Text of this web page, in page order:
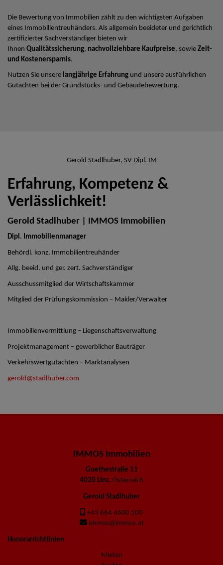
Die Bewertung von Immobilien zählt zu den wichtigsten Aufgaben
eines Immobilientreuhänders. Als allgemein beeideter und gerichtlich
zertifizierter Sachverständiger bieten wir
Ihnen Qualitätssicherung, nachvollziehbare Kaufpreise, sowie Zeit-
und Kostenersparnis.
Nutzen Sie unsere langjährige Erfahrung und unsere ausführlichen
Gutachten bei der Grundstücks- und Gebäudebewertung.
Gerold Stadlhuber, SV Dipl. IM
Erfahrung, Kompetenz &
Verlässlichkeit!
Gerold Stadlhuber | IMMOS Immobilien
Dipl. Immobilienmanager
Behördl. konz. Immobilientreuhänder
Allg. beeid. und ger. zert. Sachverständiger
Ausschussmitglied der Wirtschaftskammer
Mitglied der Prüfungskommission – Makler/Verwalter
Immobilienvermittlung – Liegenschaftsverwaltung
Projektmanagement – gewerblicher Bauträger
Verkehrswertgutachten – Marktanalysen
gerold@stadlhuber.com
IMMOS Immobilien
Goethestraße 11
4020 Linz, Österreich
Gerold Stadlhuber
+43 664 4600 100
immos@immos.at
Honorarrichtlinien
Mieten